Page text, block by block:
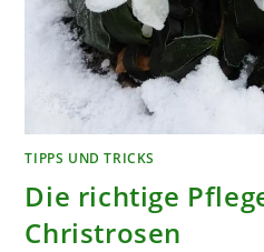
TIPPS UND TRICKS
Die richtige
Christrosen